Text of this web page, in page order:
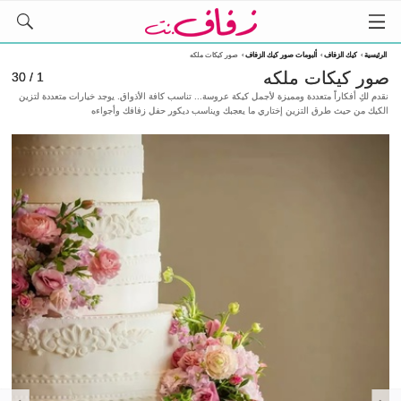
الرئيسية› كيك الزفاف› ألبومات صور كيك الزفاف› صور كيكات ملكه
صور كيكات ملكه 1 / 30
نقدم لكِ أفكاراً متعددة ومميزة لأجمل كيكة عروسة... تناسب كافة الأذواق. يوجد خيارات متعددة لتزين
الكيك من حيث طرق التزين إختاري ما يعجبك ويناسب ديكور حفل زفافك وأجواءه